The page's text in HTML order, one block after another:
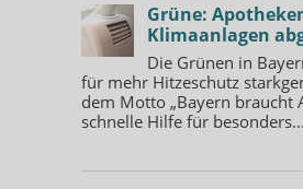
Grüne:
Klimaanlagen
Die Grünen in
für mehr Hitzeschutz
dem Motto „Bayern braucht
schnelle Hilfe für besonders...